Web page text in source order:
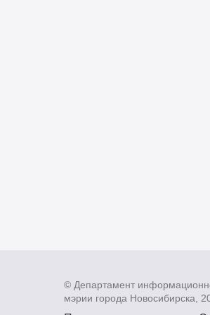
© Департамент
мэрии города Новосибирска,